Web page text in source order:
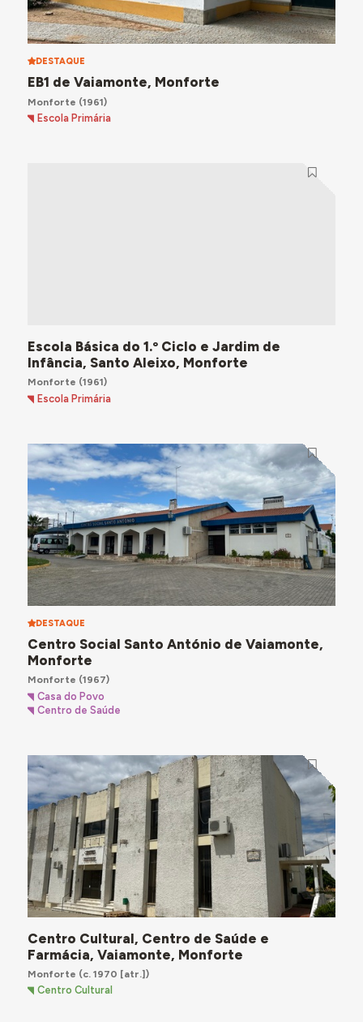
DESTAQUE
EB1 de Vaiamonte, Monforte
Monforte (1961)
Escola Primária
Escola Básica do 1.º Ciclo e Jardim de
Infância, Santo Aleixo, Monforte
Monforte (1961)
Escola Primária
DESTAQUE
Centro Social Santo António de Vaiamonte,
Monforte
Monforte (1967)
Casa do Povo
Centro de Saúde
Centro Cultural, Centro de Saúde e
Farmácia, Vaiamonte, Monforte
Monforte (c. 1970 [atr.])
Centro Cultural